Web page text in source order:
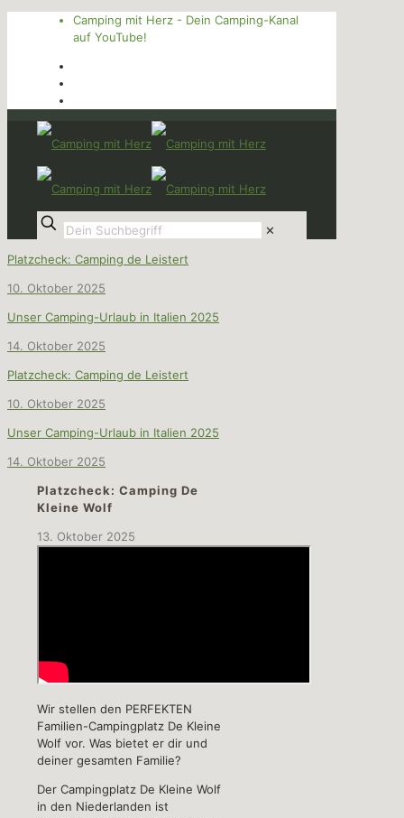
Camping mit Herz - Dein Camping-Kanal
auf YouTube!
✕
Platzcheck: Camping de Leistert
10. Oktober 2025
Unser Camping-Urlaub in Italien 2025
14. Oktober 2025
Platzcheck: Camping de Leistert
10. Oktober 2025
Unser Camping-Urlaub in Italien 2025
14. Oktober 2025
Platzcheck: Camping De
Kleine Wolf
13. Oktober 2025
Wir stellen den PERFEKTEN
Familien-Campingplatz De Kleine
Wolf vor. Was bietet er dir und
deiner gesamten Familie?
Der Campingplatz De Kleine Wolf
in den Niederlanden ist